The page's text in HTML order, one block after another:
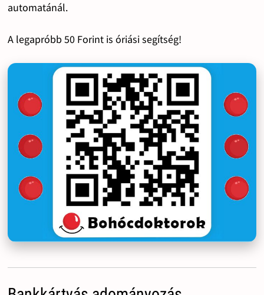
automatánál.
A legapróbb 50 Forint is óriási segítség!